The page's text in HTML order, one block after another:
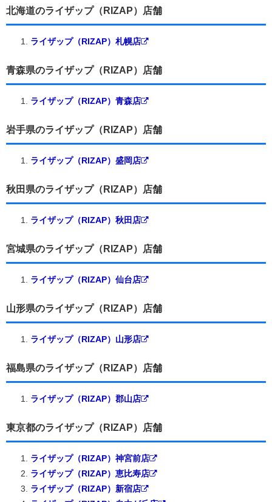
北海道のライザップ（RIZAP）店舗
ライザップ（RIZAP）札幌店
青森県のライザップ（RIZAP）店舗
ライザップ（RIZAP）青森店
岩手県のライザップ（RIZAP）店舗
ライザップ（RIZAP）盛岡店
秋田県のライザップ（RIZAP）店舗
ライザップ（RIZAP）秋田店
宮城県のライザップ（RIZAP）店舗
ライザップ（RIZAP）仙台店
山形県のライザップ（RIZAP）店舗
ライザップ（RIZAP）山形店
福島県のライザップ（RIZAP）店舗
ライザップ（RIZAP）郡山店
東京都のライザップ（RIZAP）店舗
ライザップ（RIZAP）神宮前店
ライザップ（RIZAP）恵比寿店
ライザップ（RIZAP）新宿店